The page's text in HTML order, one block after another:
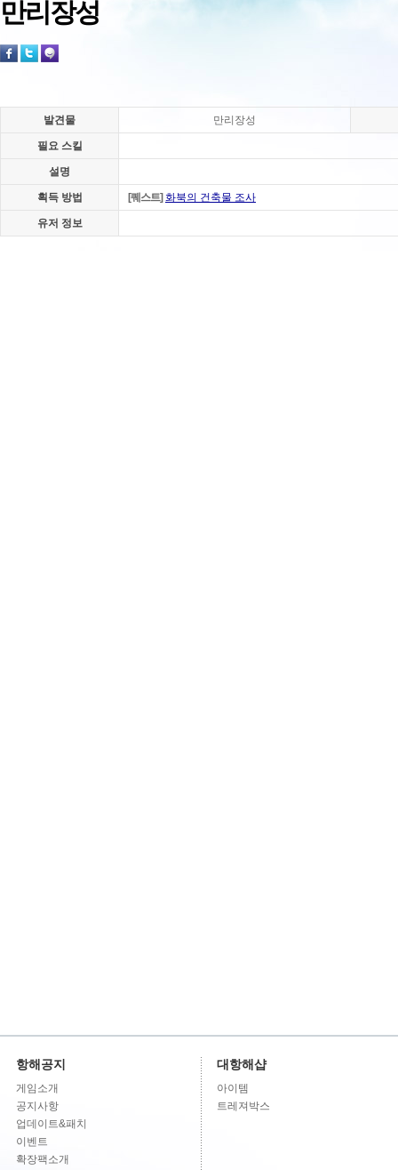
만리장성
발견물 만리장성
필요 스킬
설명
획득 방법 [퀘스트] 화북의 건축물 조사
유저 정보
항해공지
게임소개
공지사항
업데이트&패치
이벤트
확장팩소개
대항해샵
아이템
트레져박스